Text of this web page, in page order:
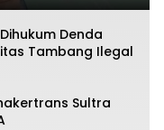
Denda
Tambang Ilegal
Sultra